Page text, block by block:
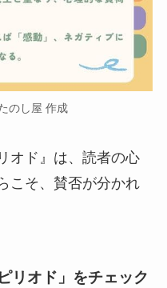
のし屋 作成
オド』は、 読者の心
こそ、賛否が分かれ
リオド」をチェック